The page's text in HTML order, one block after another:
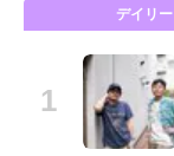
デイリー